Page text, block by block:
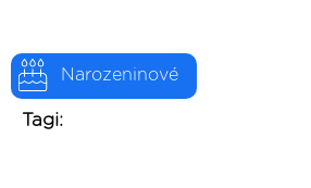
Narozeninové
Tagi: